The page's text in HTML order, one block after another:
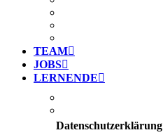
TEAM
JOBS
LERNENDE
Datenschutzerklärung